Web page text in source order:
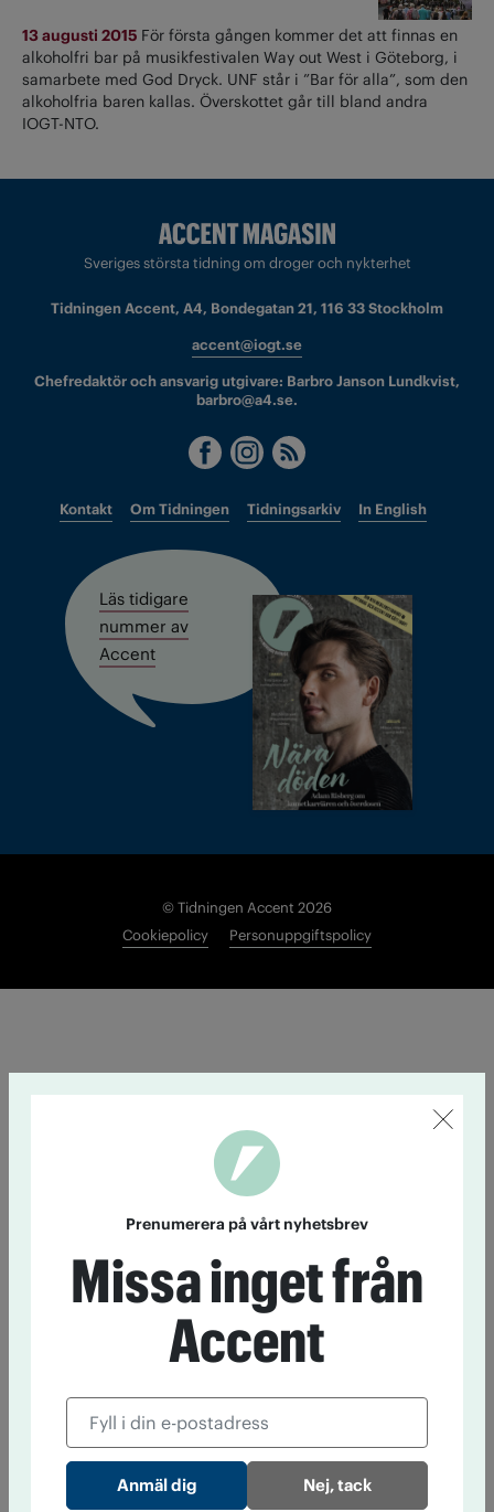
13 augusti 2015 För första gången kommer det att finnas en
alkoholfri bar på musikfestivalen Way out West i Göteborg, i
samarbete med God Dryck. UNF står i ”Bar för alla”, som den
alkoholfria baren kallas. Överskottet går till bland andra
IOGT-NTO.
Sveriges största tidning om droger och nykterhet
Tidningen Accent, A4, Bondegatan 21, 116 33 Stockholm
accent@iogt.se
Chefredaktör och ansvarig utgivare: Barbro Janson Lundkvist,
barbro@a4.se.
Kontakt Om Tidningen Tidningsarkiv In English
Läs tidigare
nummer av
Accent
© Tidningen Accent 2026
Cookiepolicy
Personuppgiftspolicy
Prenumerera på vårt nyhetsbrev
Missa inget från
Accent
Nej, tack